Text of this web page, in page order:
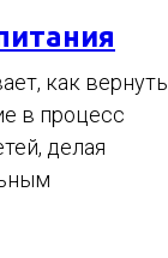
как вернуть
в процесс
делая